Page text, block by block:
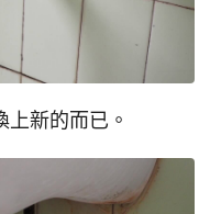
新的而已。